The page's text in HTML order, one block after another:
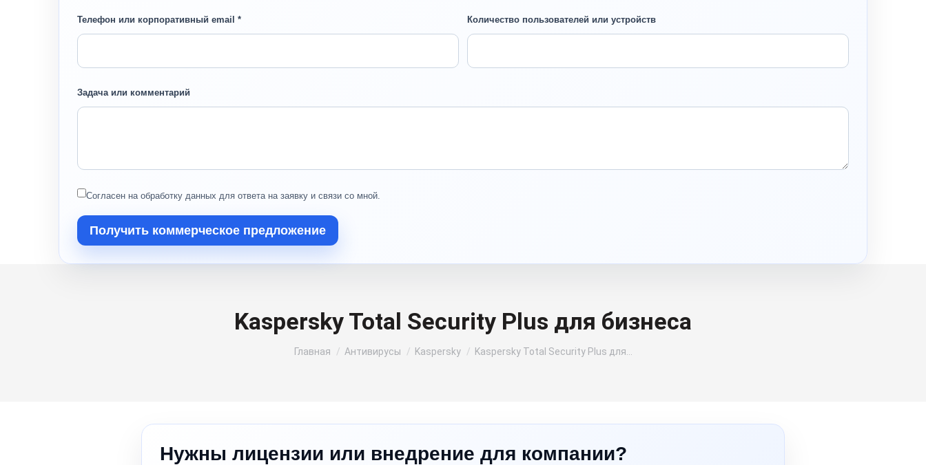
Kaspersky Total Security Plus для бизнеса
Вы здесь:
Главная Антивирусы Kaspersky Kaspersky Total Security Plus для…
Телефон или корпоративный email * Количество пользователей или устройств
Задача или комментарий
Согласен на обработку данных для ответа на заявку и связи со мной.
Получить коммерческое предложение
Нужны лицензии или внедрение для компании?